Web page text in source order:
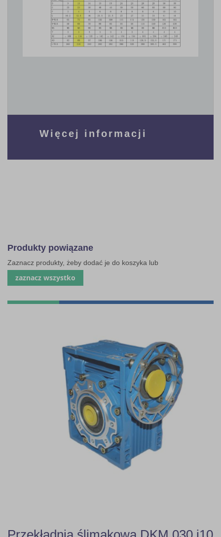
Więcej informacji
Produkty powiązane
Zaznacz produkty, żeby dodać je do koszyka lub
zaznacz wszystko